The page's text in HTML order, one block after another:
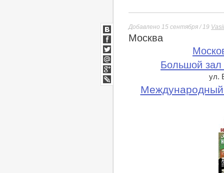
Добавлено 15 сентября / 19
Москва
Большой зал
ул.
Международный
ВКонтакте
Facebook
Twitter
Мой
Мир
Google+
lj